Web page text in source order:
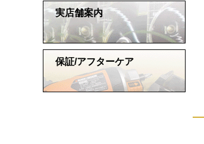
実店舗案内
保証/アフターケア